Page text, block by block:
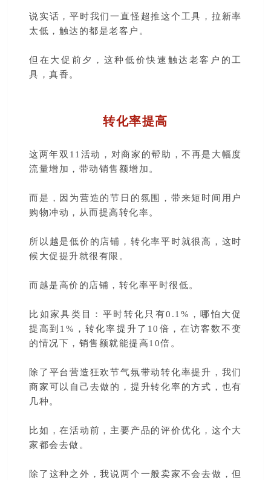
说实话，平时我们一直怪超推这个工具，拉新率
太低，触达的都是老客户。
但在大促前夕，这种低价快速触达老客户的工
具，真香。
转化率提高
这两年双11活动，对商家的帮助，不再是大幅度
流量增加，带动销售额增加。
而是，因为营造的节日的氛围，带来短时间用户
购物冲动，从而提高转化率。
所以越是低价的店铺，转化率平时就很高，这时
候大促提升就很有限。
而越是高价的店铺，转化率平时很低。
比如家具类目：平时转化只有0.1%，哪怕大促
提高到1%，转化率提升了10倍，在访客数不变
的情况下，销售额就能提高10倍。
除了平台营造狂欢节气氛带动转化率提升，我们
商家可以自己去做的，提升转化率的方式，也有
几种。
比如，在活动前，主要产品的评价优化，这个大
家都会去做。
除了这种之外，我说两个一般卖家不会去做，但